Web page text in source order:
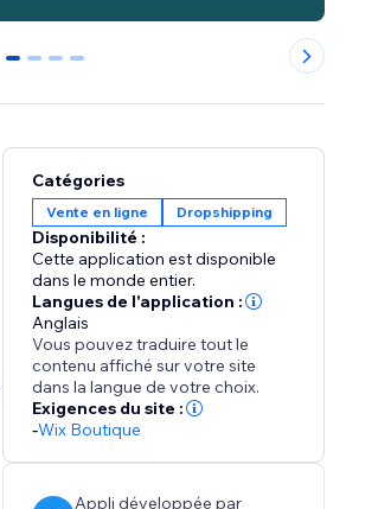
0 1 2 3
Catégories
Vente en ligne Dropshipping
Disponibilité :
Cette application est disponible
dans le monde entier.
Langues de l'application :
Anglais
Vous pouvez traduire tout le
contenu affiché sur votre site
dans la langue de votre choix.
Exigences du site :
-Wix Boutique
Appli développée par